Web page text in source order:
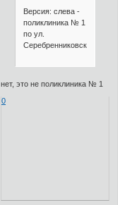
Версия: слева -
поликлиника № 1
по ул.
Серебренниковской.
нет, это не поликлиника № 1
0